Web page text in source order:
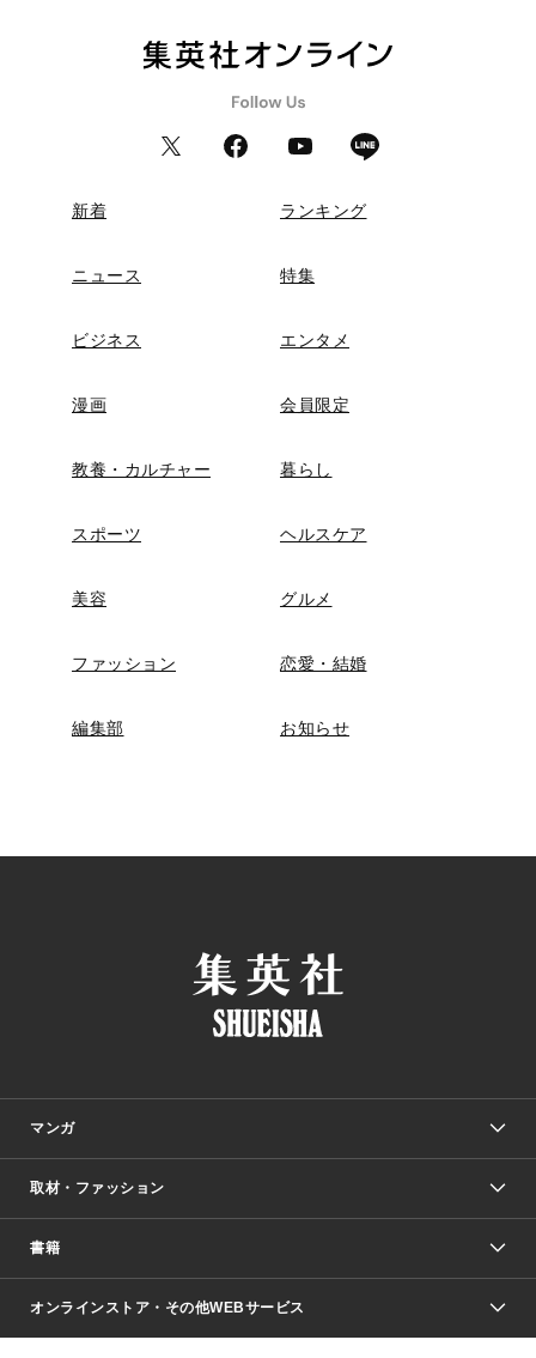
新着 ランキング
ニュース 特集
ビジネス エンタメ
漫画 会員限定
教養・カルチャー 暮らし
スポーツ ヘルスケア
美容 グルメ
ファッション 恋愛・結婚
編集部 お知らせ
マンガ
少年マンガ
Vジャンプ
週刊ヤングジャンプ
少女マンガ
取材・ファッション
Seventeen
芸能・情報・スポーツ
書籍
文芸・文庫・総合
オンラインストア・その他WEBサービス